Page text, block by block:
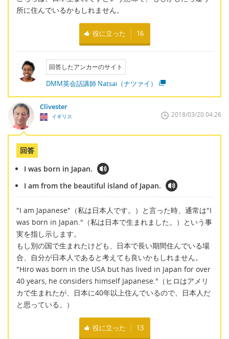
所に住んでいるかもしれません。
役に立った 16
回答したアンカーのサイト
DMM英会話講師 Natsai（ナツァイ）
Clivester
イギリス 2018/03/20 04:26
回答
I was born in Japan.
I am from the beautiful island of Japan.
"I am Japanese"（私は日本人です。）と言った時、通常は"I
was born in Japan."（私は日本で生まれました。）という事
実を指し示します。
もし別の国で生まれたけども、日本で長い期間住んでいる場
合、自分が日本人であると考えても良いかもしれません。
"Hiro was born in the USA but has lived in Japan for over
40 years, he considers himself Japanese."（ヒロはアメリ
カで生まれたが、日本に40年以上住んでいるので、日本人だ
と思っている。）
役に立った 13